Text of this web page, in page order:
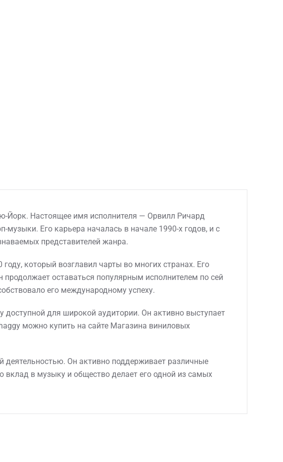
Йорк. Настоящее имя исполнителя — Орвилл Ричард
музыки. Его карьера началась в начале 1990-х годов, и с
представителей жанра.
который возглавил чарты во многих странах. Его
оставаться популярным исполнителем по сей
его международному успеху.
доступной для широкой аудитории. Он активно выступает
можно купить на сайте Магазина виниловых
деятельностью. Он активно поддерживает различные
в музыку и общество делает его одной из самых